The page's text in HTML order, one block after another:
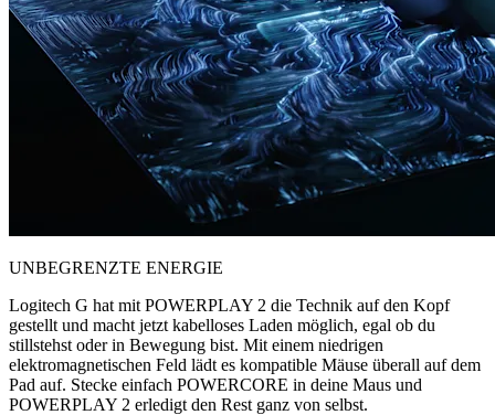
UNBEGRENZTE ENERGIE
Logitech G hat mit POWERPLAY 2 die Technik auf den Kopf
gestellt und macht jetzt kabelloses Laden möglich, egal ob du
stillstehst oder in Bewegung bist. Mit einem niedrigen
elektromagnetischen Feld lädt es kompatible Mäuse überall auf dem
Pad auf. Stecke einfach POWERCORE in deine Maus und
POWERPLAY 2 erledigt den Rest ganz von selbst.